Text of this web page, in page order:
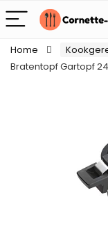
Home
Bratentopf Gartopf